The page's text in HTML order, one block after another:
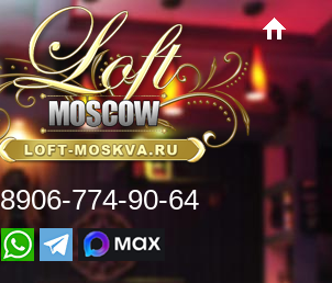
8906-774-90-64